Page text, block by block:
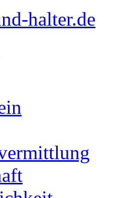
halter.de